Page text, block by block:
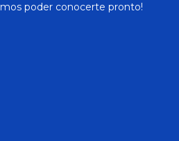
poder conocerte pronto!